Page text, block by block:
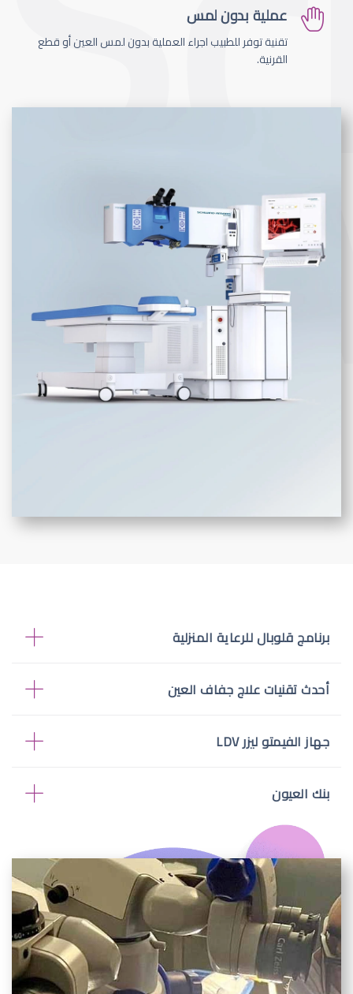
عملية بدون لمس
تقنية توفر للطبيب اجراء العملية بدون لمس العين أو قطع
القرنية.
برنامج قلوبال للرعاية المنزلية
أحدث تقنيات علاج جفاف العين
جهاز الفيمتو ليزر LDV
بنك العيون